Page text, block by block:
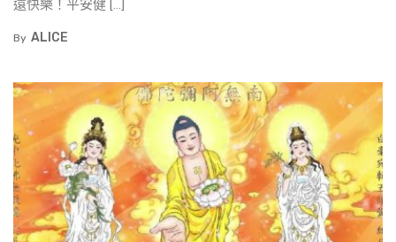
遠快樂！平安健 […]
By ALICE